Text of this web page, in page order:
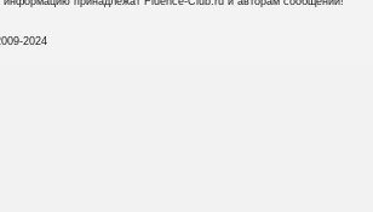
Fluence-Club.ru;